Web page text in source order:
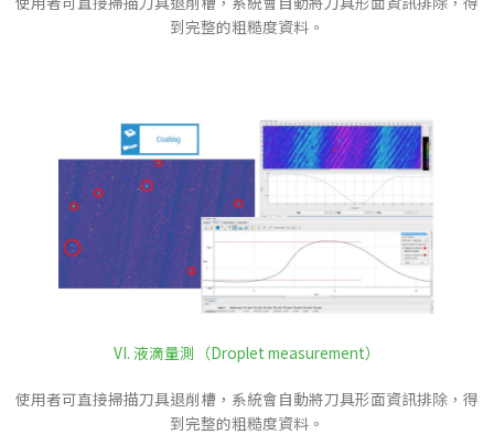
到完整的粗糙度資料。
VI. 液滴量測（Droplet measurement）​
使用者可直接掃描刀具退削槽，系統會自動將刀具形面資訊排除，得
到完整的粗糙度資料。